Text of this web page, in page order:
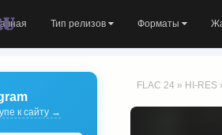
Тип релизов Форматы
FLAC 24 » HI-RES
к сайту →